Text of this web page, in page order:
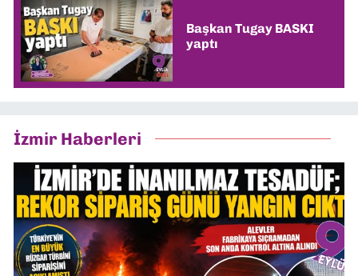
Başkan Tugay BASKI
yaptı
İzmir Haberleri